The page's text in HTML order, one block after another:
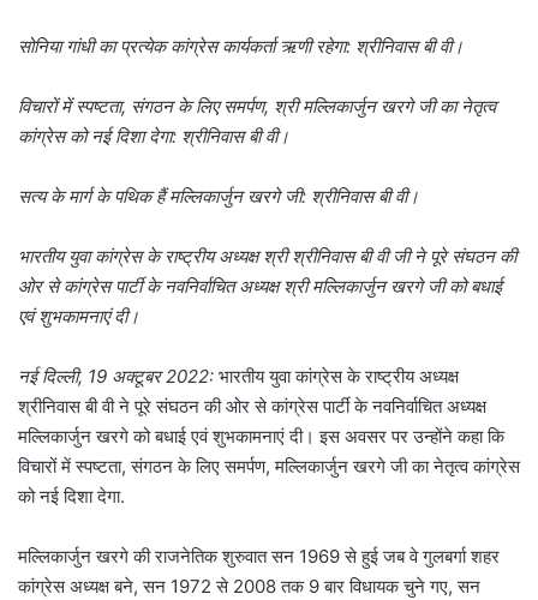
सोनिया गांधी का प्रत्येक कांग्रेस कार्यकर्ता ऋणी रहेगा: श्रीनिवास बी वी।
विचारों में स्पष्टता, संगठन के लिए समर्पण, श्री मल्लिकार्जुन खरगे जी का नेतृत्व
कांग्रेस को नई दिशा देगा: श्रीनिवास बी वी।
सत्य के मार्ग के पथिक हैं मल्लिकार्जुन खरगे जी: श्रीनिवास बी वी।
भारतीय युवा कांग्रेस के राष्ट्रीय अध्यक्ष श्री श्रीनिवास बी वी जी ने पूरे संघठन की
ओर से कांग्रेस पार्टी के नवनिर्वाचित अध्यक्ष श्री मल्लिकार्जुन खरगे जी को बधाई
एवं शुभकामनाएं दी।
नई दिल्ली, 19 अक्टूबर 2022: भारतीय युवा कांग्रेस के राष्ट्रीय अध्यक्ष
श्रीनिवास बी वी ने पूरे संघठन की ओर से कांग्रेस पार्टी के नवनिर्वाचित अध्यक्ष
मल्लिकार्जुन खरगे को बधाई एवं शुभकामनाएं दी। इस अवसर पर उन्होंने कहा कि
विचारों में स्पष्टता, संगठन के लिए समर्पण, मल्लिकार्जुन खरगे जी का नेतृत्व कांग्रेस
को नई दिशा देगा.
मल्लिकार्जुन खरगे की राजनेतिक शुरुवात सन 1969 से हुई जब वे गुलबर्गा शहर
कांग्रेस अध्यक्ष बने, सन 1972 से 2008 तक 9 बार विधायक चुने गए, सन